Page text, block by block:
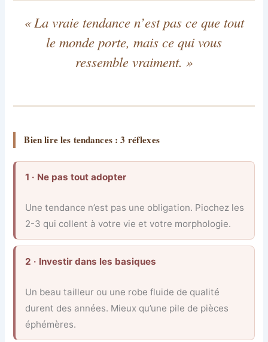
« La vraie tendance n’est pas ce que tout
le monde porte, mais ce qui vous
ressemble vraiment. »
Bien lire les tendances : 3 réflexes
1 · Ne pas tout adopter
Une tendance n’est pas une obligation. Piochez les
2-3 qui collent à votre vie et votre morphologie.
2 · Investir dans les basiques
Un beau tailleur ou une robe fluide de qualité
durent des années. Mieux qu’une pile de pièces
éphémères.